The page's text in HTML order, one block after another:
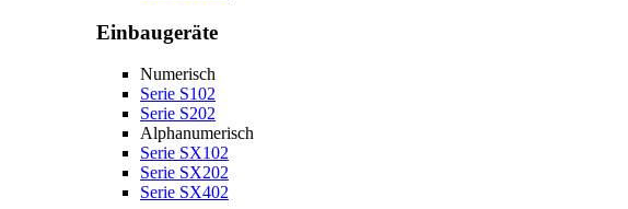
Einbaugeräte
Numerisch
Serie S102
Serie S202
Alphanumerisch
Serie SX102
Serie SX202
Serie SX402